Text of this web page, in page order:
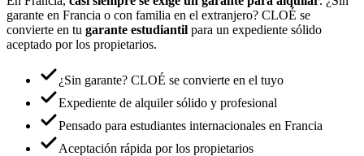
garante en Francia o con familia en el extranjero? CLOÉ se
convierte en tu garante estudiantil para un expediente sólido
aceptado por los propietarios.
¿Sin garante? CLOÉ se convierte en el tuyo
Expediente de alquiler sólido y profesional
Pensado para estudiantes internacionales en Francia
Aceptación rápida por los propietarios